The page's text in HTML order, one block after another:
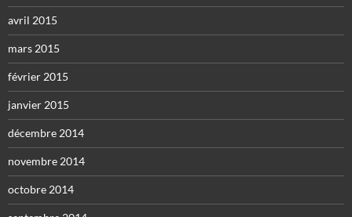
avril 2015
mars 2015
février 2015
janvier 2015
décembre 2014
novembre 2014
octobre 2014